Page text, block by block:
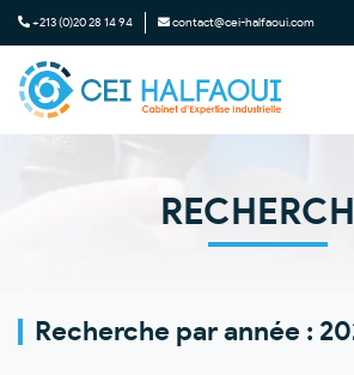
+213 (0)20 28 14 94 contact@cei-halfaoui.com
Recherche par année :